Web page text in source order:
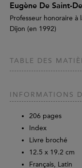
Eugène De Saint-
Professeur honoraire
Dijon (en 1992)
TABLE DES
INFORMATIONS
206 pages
Index
Livre broché
12.5 x 19.2 cm
Français, Latin